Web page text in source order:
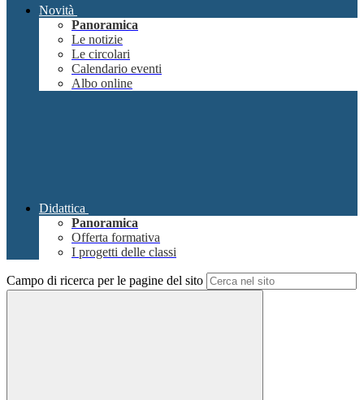
Novità
Panoramica
Le notizie
Le circolari
Calendario eventi
Albo online
Didattica
Panoramica
Offerta formativa
I progetti delle classi
Campo di ricerca per le pagine del sito